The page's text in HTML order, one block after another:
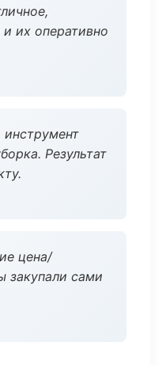
их оперативно
инструмент
Результат
цена/
закупали сами